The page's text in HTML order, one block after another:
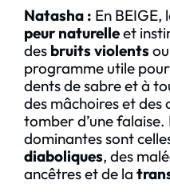
Natasha : En BEIGE,
peur naturelleet
des bruits violentsou
programme utile
dents de sabre et à
des mâchoires et des
tomber d’une falaise.
dominantes sont
diaboliques, des
ancêtres et de la